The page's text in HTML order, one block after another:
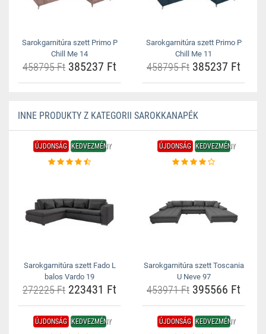
Sarokgarnitúra szett Primo P
Chill Me 14
458795 Ft 385237 Ft
Sarokgarnitúra szett Primo P
Chill Me 11
458795 Ft 385237 Ft
INNE PRODUKTY Z KATEGORII SAROKKANAPÉK
ÚJDONSÁG KEDVEZMÉNY
Sarokgarnitúra szett Fado L
balos Vardo 19
272225 Ft 223431 Ft
ÚJDONSÁG KEDVEZMÉNY
Sarokgarnitúra szett Toscania
U Neve 97
453971 Ft 395566 Ft
ÚJDONSÁG KEDVEZMÉNY ÚJDONSÁG KEDVEZMÉNY